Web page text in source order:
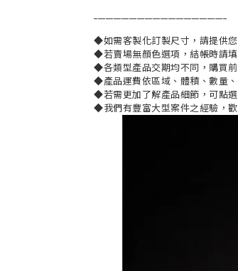
◆如需客製化訂製尺寸，請提供
◆若賣場無顏色選項，結帳時請
◆各類型產品交期均不同，購買
◆產品運費依區域、體積、數量
◆若需更加了解產品細節，可點
◆我們有豐富大型案件之經驗，